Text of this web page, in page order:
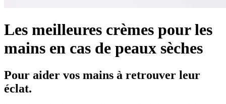
Les meilleures crèmes pour les
mains en cas de peaux sèches
Pour aider vos mains à retrouver leur
éclat.